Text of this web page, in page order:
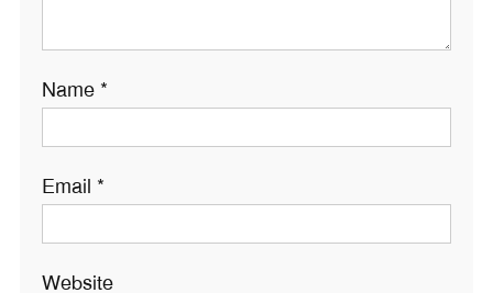
Name *
Email *
Website